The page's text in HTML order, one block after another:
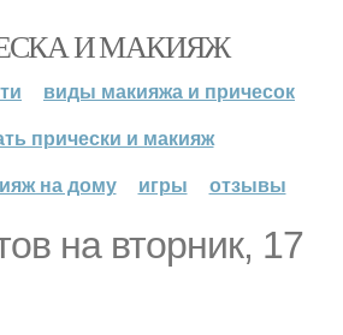
И МАКИЯЖ
виды макияжа и причесок
прически и макияж
на дому
игры отзывы
на вторник, 17